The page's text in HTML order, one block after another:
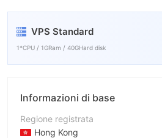
VPS Standard
1*CPU / 1GRam / 40GHard disk
Informazioni di base
Regione registrata
Hong Kong